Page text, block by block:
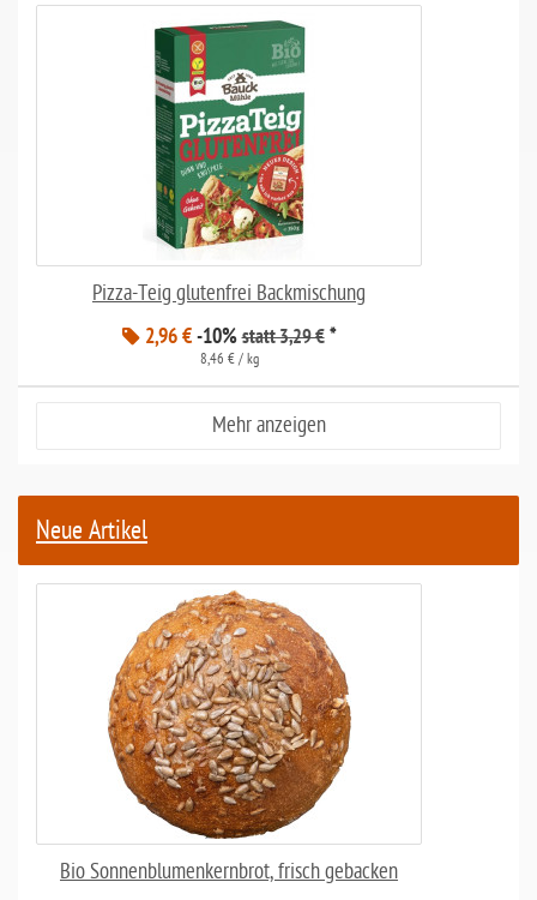
Pizza-Teig glutenfrei Backmischung
2,96 € -10% statt 3,29 €*
8,46 € / kg
Mehr anzeigen
Neue Artikel
Bio Sonnenblumenkernbrot, frisch gebacken